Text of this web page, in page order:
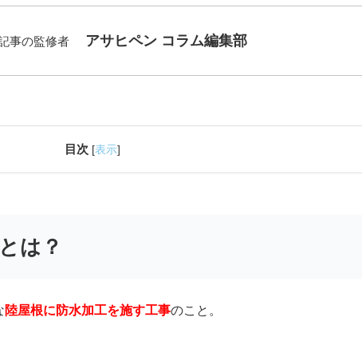
事の監修者 アサヒペン コラム編集部
目次 [表示]
は？
陸屋根に防水加工を施す工事のこと。